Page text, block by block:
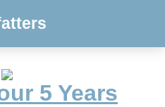
5 Years